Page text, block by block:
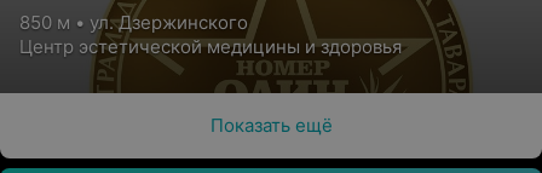
850 м • ул. Дзержинского
Центр эстетической медицины и здоровья
Показать ещё